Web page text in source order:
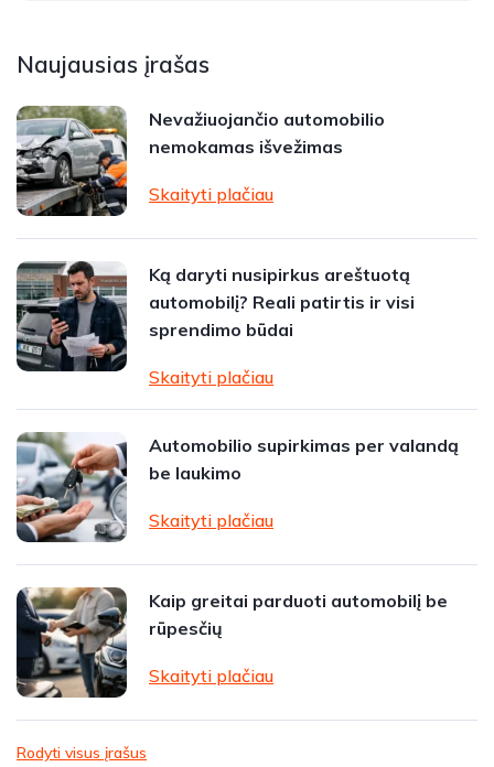
Naujausias įrašas
Nevažiuojančio automobilio
nemokamas išvežimas
Skaityti plačiau
Ką daryti nusipirkus areštuotą
automobilį? Reali patirtis ir visi
sprendimo būdai
Skaityti plačiau
Automobilio supirkimas per valandą
be laukimo
Skaityti plačiau
Kaip greitai parduoti automobilį be
rūpesčių
Skaityti plačiau
Rodyti visus įrašus